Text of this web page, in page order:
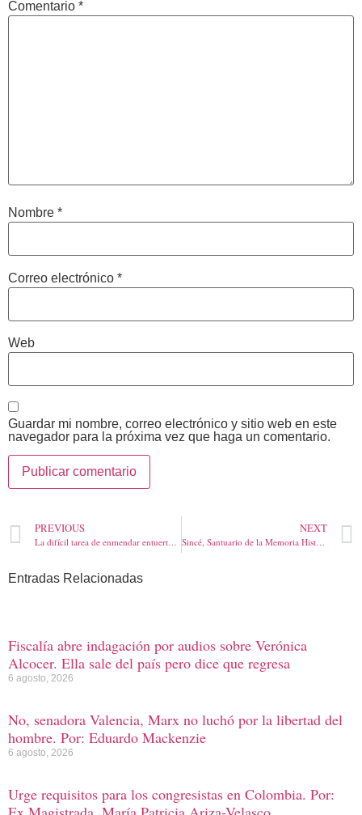
Comentario *
Nombre *
Correo electrónico *
Web
Guardar mi nombre, correo electrónico y sitio web en este
navegador para la próxima vez que haga un comentario.
PREVIOUS
La difícil tarea de enmendar entuertos. Por: José Félix Lafaurie
NEXT
Sincé, Santuario de la Memoria Histórica del Caribe. Por: Silverio José Herrera Caraballo.
Entradas Relacionadas
Fiscalía abre indagación por audios sobre Verónica
Alcocer. Ella sale del país pero dice que regresa
6 agosto, 2026
No, senadora Valencia, Marx no luchó por la libertad del
hombre. Por: Eduardo Mackenzie
6 agosto, 2026
Urge requisitos para los congresistas en Colombia. Por: